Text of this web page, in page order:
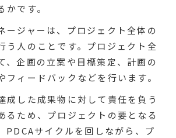
です。
ージャーは、プロジェクト全体の
う人のことです。プロジェクト全
、企画の立案や目標策定、計画の
フィードバックなどを行います。
成した成果物に対して責任を負う
るため、プロジェクトの要となる
PDCAサイクルを回しながら、プ